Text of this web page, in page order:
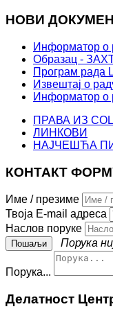
НОВИ
Информатор о
Образац -
Програм рада
Извештај о
Информатор о
ПРАВА ИЗ
ЛИНКОВИ
НАЈЧЕШЋА
КОНТАКТ
Име / презиме
Твоја E-mail адреса
Наслов поруке
Порука
Порука...
Делатност